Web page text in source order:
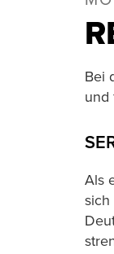
Bei
und
Als
sich